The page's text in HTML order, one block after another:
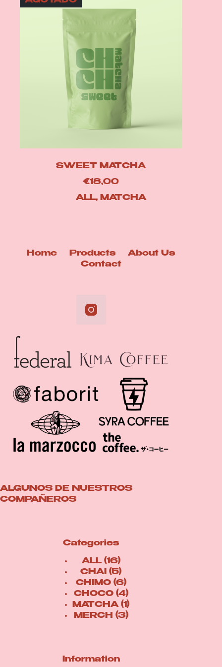
SWEET MATCHA
€18,00
ALL, MATCHA
Home Products
About Us
Contact
ALGUNOS DE NUESTROS
COMPAÑEROS
Categories
ALL 1616
productos
CHAI 55
productos
CHIMO 66
productos
CHOCO 44
productos
MATCHA 11
producto
MERCH 33
Information